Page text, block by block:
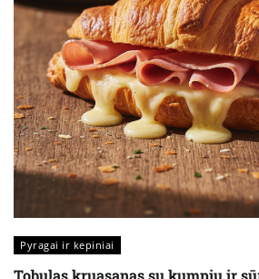
Pyragai ir kepiniai